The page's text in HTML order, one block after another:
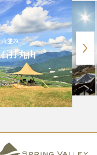
並み
打丸山